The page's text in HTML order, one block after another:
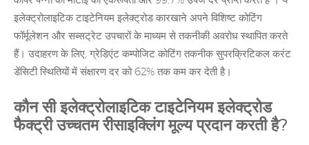
इलेक्ट्रोलाइटिक टाइटेनियम इलेक्ट्रोड कारखाने अपने विशिष्ट कोटिंग
फॉर्मूलेशन और सब्सट्रेट उपचारों के माध्यम से तकनीकी अवरोध स्थापित करते
हैं। उदाहरण के लिए, ग्रेडिएंट कम्पोजिट कोटिंग तकनीक सुपरक्रिटिकल करंट
डेंसिटी स्थितियों में संक्षारण दर को 62% तक कम कर देती है।
कौन सी इलेक्ट्रोलाइटिक टाइटेनियम इलेक्ट्रोड
फैक्ट्री उच्चतम रीसाइक्लिंग मूल्य प्रदान करती है?